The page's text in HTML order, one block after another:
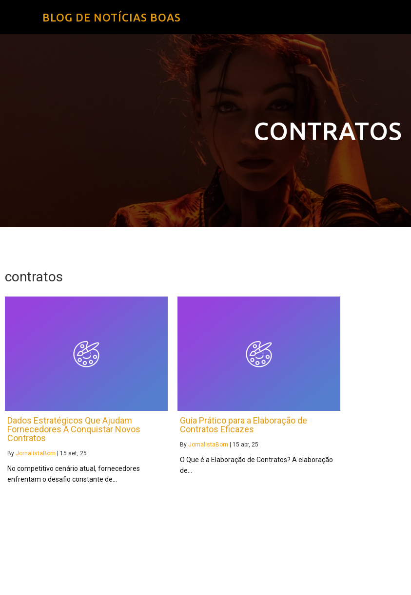
BLOG DE NOTÍCIAS BOAS
CONTRATOS
contratos
Dados Estratégicos Que Ajudam
Fornecedores A Conquistar Novos
Contratos
By JornalistaBom | 15 set, 25
No competitivo cenário atual, fornecedores
enfrentam o desafio constante de…
Guia Prático para a Elaboração de
Contratos Eficazes
By JornalistaBom | 15 abr, 25
O Que é a Elaboração de Contratos? A elaboração
de…